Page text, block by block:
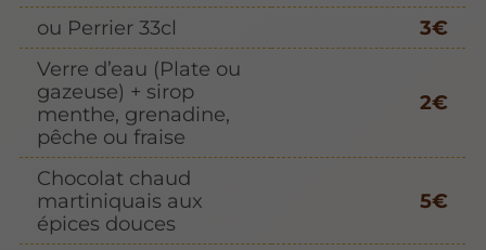
ou Perrier 33cl
3€
Verre d’eau (Plate ou
gazeuse) + sirop
menthe, grenadine,
pêche ou fraise
2€
Chocolat chaud
martiniquais aux
épices douces
5€